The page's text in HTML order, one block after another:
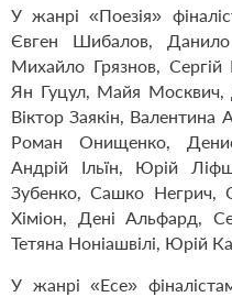
У жанрі «Поезія»
Євген Шибалов,
Михайло Грязнов,
Ян Гуцул, Майя Москвич,
Віктор Заякін, Валентина
Роман Онищенко,
Андрій Ільїн, Юрій
Зубенко, Сашко Негрич,
Хіміон, Дені Альфард,
Тетяна Ноніашвілі, Юрій
У жанрі «Есе»